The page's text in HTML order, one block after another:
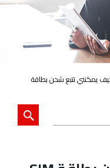
يمكنني تتبع شحن بطاقة